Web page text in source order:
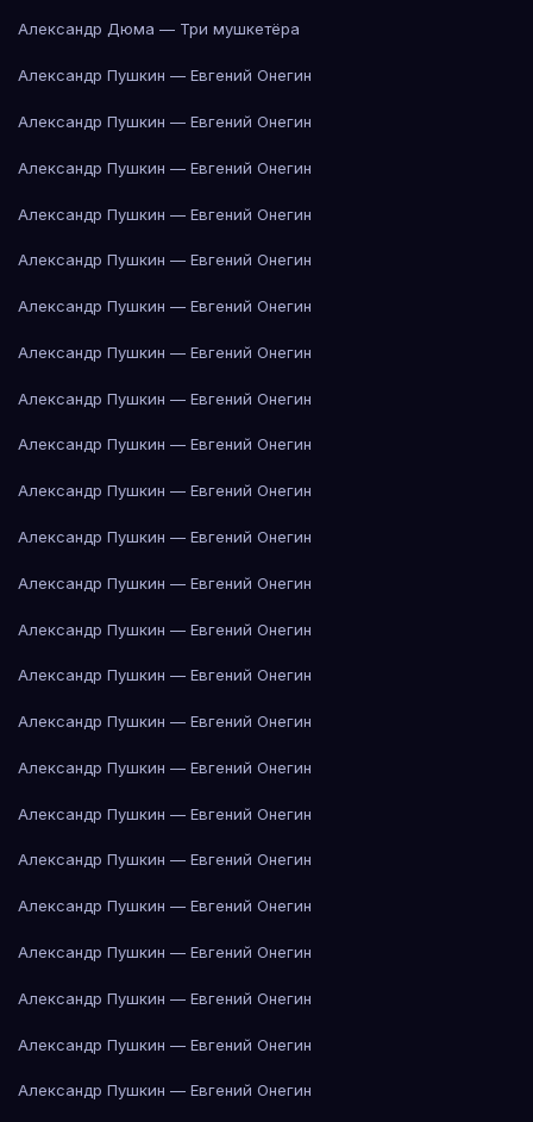
Александр Дюма — Три мушкетёра
Александр Пушкин — Евгений Онегин
Александр Пушкин — Евгений Онегин
Александр Пушкин — Евгений Онегин
Александр Пушкин — Евгений Онегин
Александр Пушкин — Евгений Онегин
Александр Пушкин — Евгений Онегин
Александр Пушкин — Евгений Онегин
Александр Пушкин — Евгений Онегин
Александр Пушкин — Евгений Онегин
Александр Пушкин — Евгений Онегин
Александр Пушкин — Евгений Онегин
Александр Пушкин — Евгений Онегин
Александр Пушкин — Евгений Онегин
Александр Пушкин — Евгений Онегин
Александр Пушкин — Евгений Онегин
Александр Пушкин — Евгений Онегин
Александр Пушкин — Евгений Онегин
Александр Пушкин — Евгений Онегин
Александр Пушкин — Евгений Онегин
Александр Пушкин — Евгений Онегин
Александр Пушкин — Евгений Онегин
Александр Пушкин — Евгений Онегин
Александр Пушкин — Евгений Онегин